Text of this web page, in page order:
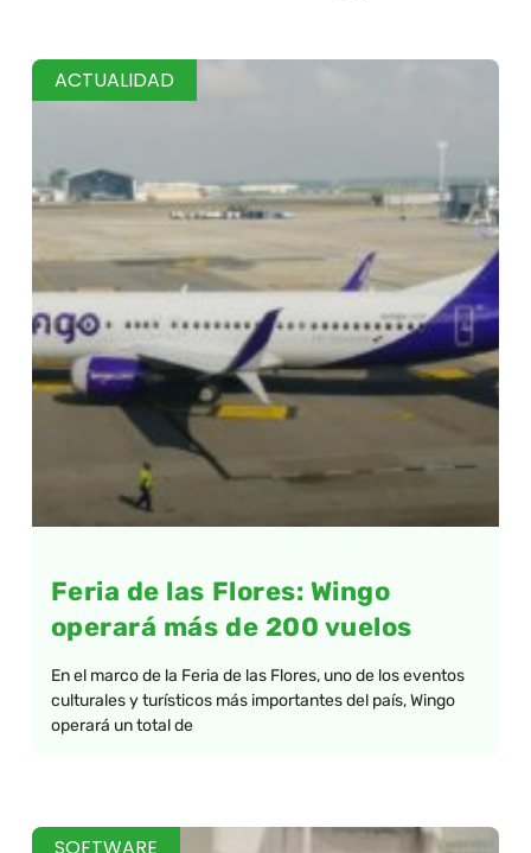
ACTUALIDAD
Feria de las Flores: Wingo
operará más de 200 vuelos
En el marco de la Feria de las Flores, uno de los eventos
culturales y turísticos más importantes del país, Wingo
operará un total de